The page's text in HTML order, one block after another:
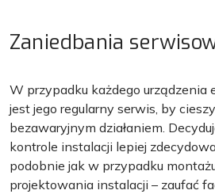
Zaniedbania
W przypadku każdego urządzenia
jest jego regularny serwis, by
bezawaryjnym działaniem.
kontrole instalacji lepiej
podobnie jak w przypadku
projektowania instalacji – zaufać